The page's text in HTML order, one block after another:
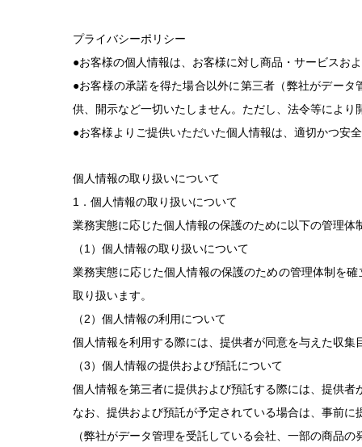
プライバシーポリシー
●お客様の個人情報は、お客様に対し商品・サービスお
●お客様の承諾を得た場合以外に第三者（弊社がデー
供、開示など一切いたしません。ただし、法令等によ
●お客様よりご提供いただいた個人情報は、適切かつ安
個人情報の取り扱いについて
1．個人情報の取り扱いについて
業務実態に応じた個人情報の保護のために以下の管理体
（1）個人情報の取り扱いについて
業務実態に応じた個人情報の保護のための管理体制を
取り扱います。
（2）個人情報の利用について
個人情報を利用する際には、提供者が同意を与えた収集
（3）個人情報の提供および預託について
個人情報を第三者に提供および預託する際には、提供
なお、提供および預託が予定されている場合は、事前
（弊社がデータ管理を受託している会社、一部の商品